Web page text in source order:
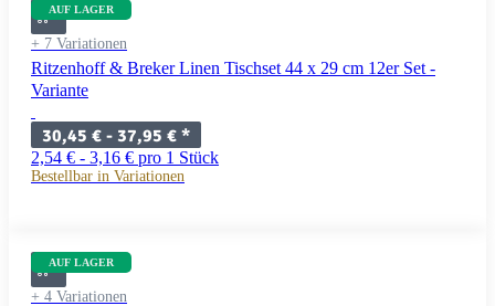
AUF LAGER
+ 7 Variationen
Ritzenhoff & Breker Linen Tischset 44 x 29 cm 12er Set -
Variante
30,45 € - 37,95 € *
2,54 € - 3,16 € pro 1 Stück
Bestellbar in Variationen
AUF LAGER
+ 4 Variationen